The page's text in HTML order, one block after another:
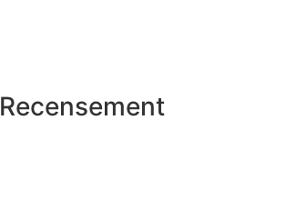
Recensement